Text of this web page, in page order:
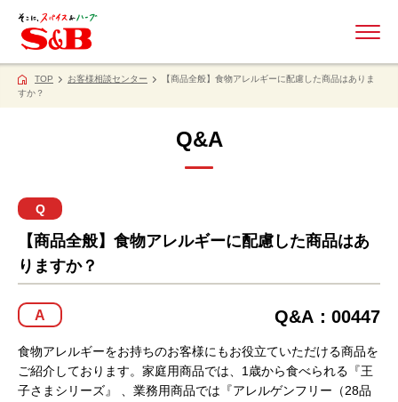
TOP お客様相談センター
【商品全般】食物アレルギーに配慮した商品はありま
すか？
Q&A
Q
【商品全般】食物アレルギーに配慮した商品はあ
りますか？
Q&A：00447
A
食物アレルギーをお持ちのお客様にもお役立ていただける商品を
ご紹介しております。家庭用商品では、1歳から食べられる『王
子さまシリーズ』 、業務用商品では『アレルゲンフリー（28品